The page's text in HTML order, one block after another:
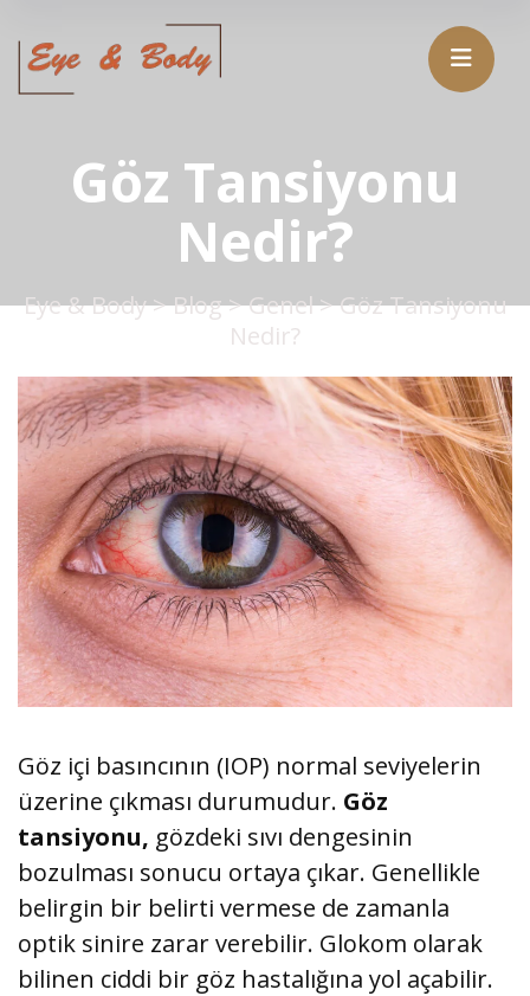
Göz Tansiyonu
Nedir?
Eye & Body>Blog>Genel>Göz Tansiyonu
Nedir?
Göz içi basıncının (IOP) normal seviyelerin
üzerine çıkması durumudur. Göz
tansiyonu, gözdeki sıvı dengesinin
bozulması sonucu ortaya çıkar. Genellikle
belirgin bir belirti vermese de zamanla
optik sinire zarar verebilir. Glokom olarak
bilinen ciddi bir göz hastalığına yol açabilir.